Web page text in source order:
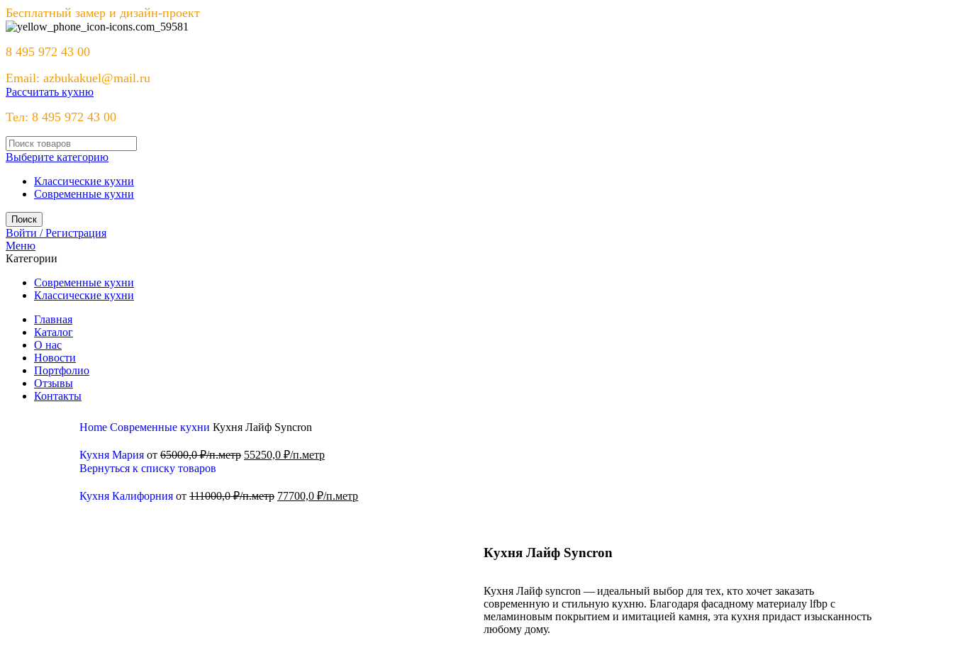
Бесплатный замер и дизайн-проект
8 495 972 43 00
Email: azbukakuel@mail.ru
Рассчитать кухню
Тел: 8 495 972 43 00
Выберите категорию
Классические кухни
Современные кухни
Поиск
Войти / Регистрация
Меню
Категории
Современные кухни
Классические кухни
Главная
Каталог
О нас
Новости
Портфолио
Отзывы
Контакты
Home Современные кухни Кухня Лайф Syncron
Кухня Мария от 65000,0₽/п.метр 55250,0 ₽/п.метр
Вернуться к списку товаров
Кухня Калифорния от 111000,0₽/п.метр 77700,0 ₽/п.метр
Кухня Лайф Syncron
Кухня Лайф syncron — идеальный выбор для тех, кто хочет заказать
современную и стильную кухню. Благодаря фасадному материалу lfbp с
меламиновым покрытием и имитацией камня, эта кухня придаст изысканность
любому дому.